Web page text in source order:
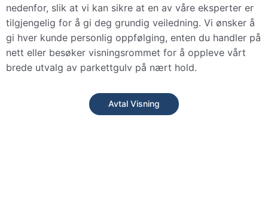
nedenfor, slik at vi kan sikre at en av våre eksperter er
tilgjengelig for å gi deg grundig veiledning. Vi ønsker å
gi hver kunde personlig oppfølging, enten du handler på
nett eller besøker visningsrommet for å oppleve vårt
brede utvalg av parkettgulv på nært hold.
Avtal Visning